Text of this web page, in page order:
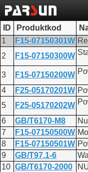
ID Produktkod
1
F15-07150301W
2
F15-07150300W
3 F15-07150200W
4 F25-05170201W
5
F25-05170202W
6 GB/T6170-M8
7 F15-07150500W
8
F15-07150501W
9
GB/T97.1-6
10 GB/T6170-2000